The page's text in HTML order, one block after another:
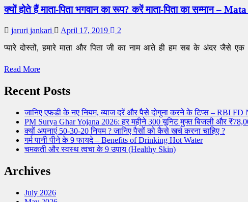
क्यों होते हैं माता-पिता भगवान का रूप? करें माता-पिता का सम्मान –
jaruri jankari April 17, 2019
2
प्यारे दोस्तों, हमारे माता और पिता जी का नाम आते ही हम सब के अंदर जैसे एक
Read MoreRead
about
क्यों
हैं
माता-
पिता
भगवान
का
करें
पिता
का
Recent Posts
जानिए एफडी के नए नियम, ब्याज दरें और पैसे दोगुना करने के टिप्स – RBI FD
PM Surya Ghar Yojana 2026: हर महीने 300 यूनिट मुफ्त बिजली और
क्यों अपनाएं 50-30-20 नियम ? जानिए पैसों को कैसे खर्च करना चाहिए ?
गर्म पानी पीने के 9 फायदे – Benefits of Drinking Hot Water
चमकती और स्वस्थ त्वचा के 9 उपाय (Healthy Skin)
Archives
July 2026